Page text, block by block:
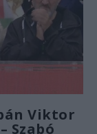
Viktor
Szabó